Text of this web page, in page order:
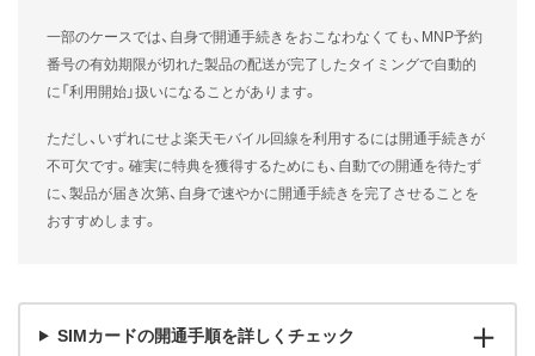
一部のケースでは、自身で開通手続きをおこなわなくても、MNP予約
番号の有効期限が切れた製品の配送が完了したタイミングで自動的
に「利用開始」扱いになることがあります。
ただし、いずれにせよ楽天モバイル回線を利用するには開通手続きが
不可欠です。確実に特典を獲得するためにも、自動での開通を待たず
に、製品が届き次第、自身で速やかに開通手続きを完了させることを
おすすめします。
SIMカードの開通手順を詳しくチェック